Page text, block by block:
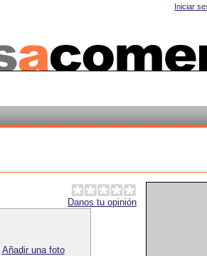
Iniciar
Danos tu opinión
Añadir una foto